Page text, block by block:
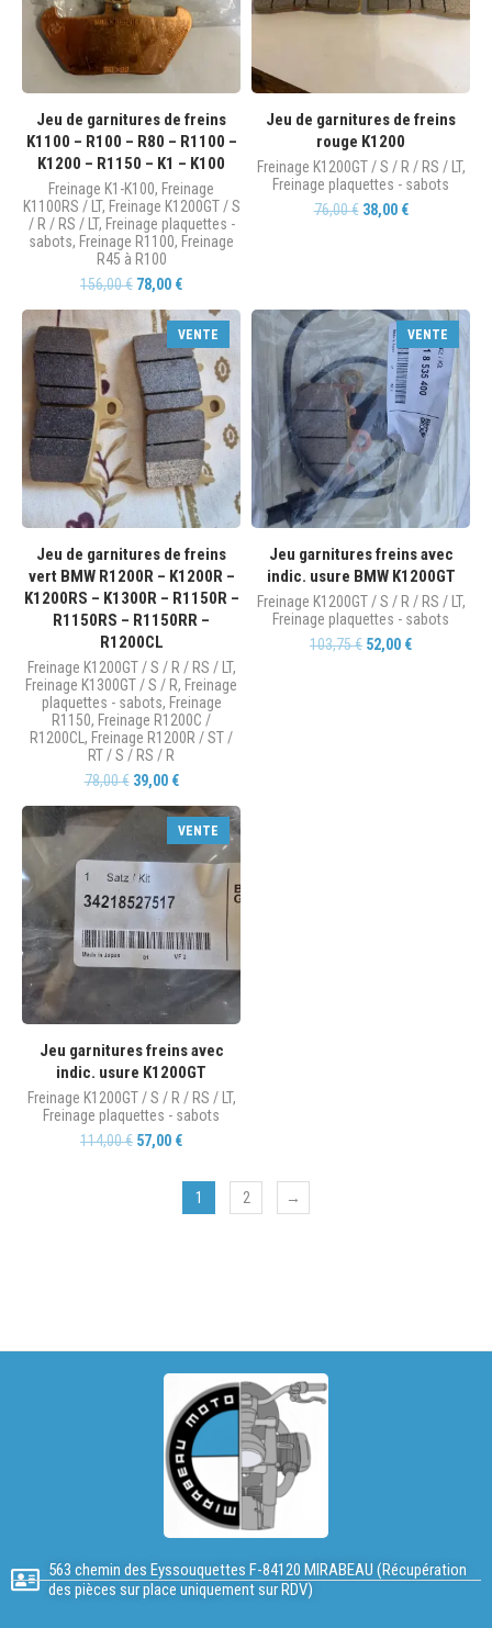
Jeu de garnitures de freins
K1100 – R100 – R80 – R1100 –
K1200 – R1150 – K1 – K100
Freinage K1-K100, Freinage
K1100RS / LT, Freinage K1200GT / S
/ R / RS / LT, Freinage plaquettes -
sabots, Freinage R1100, Freinage
R45 à R100
156,00€ 78,00 €
Jeu de garnitures de freins
rouge K1200
Freinage K1200GT / S / R / RS / LT,
Freinage plaquettes - sabots
76,00€ 38,00 €
VENTE
Jeu de garnitures de freins
vert BMW R1200R – K1200R –
K1200RS – K1300R – R1150R –
R1150RS – R1150RR –
R1200CL
Freinage K1200GT / S / R / RS / LT,
Freinage K1300GT / S / R, Freinage
plaquettes - sabots, Freinage
R1150, Freinage R1200C /
R1200CL , Freinage R1200R / ST /
RT / S / RS / R
78,00€ 39,00 €
VENTE
Jeu garnitures freins avec
indic. usure BMW K1200GT
Freinage K1200GT / S / R / RS / LT,
Freinage plaquettes - sabots
103,75€ 52,00 €
VENTE
Jeu garnitures freins avec
indic. usure K1200GT
Freinage K1200GT / S / R / RS / LT,
Freinage plaquettes - sabots
114,00€ 57,00 €
1 2 →
563 chemin des Eyssouquettes F-84120 MIRABEAU (Récupération
des pièces sur place uniquement sur RDV)